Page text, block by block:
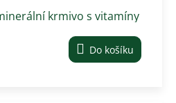
krmivo s vitamíny
Do košíku